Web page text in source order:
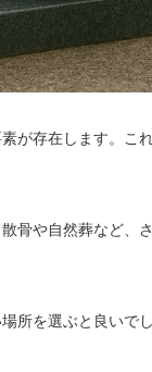
が存在します。こ
骨や自然葬など、
所を選ぶと良いでし